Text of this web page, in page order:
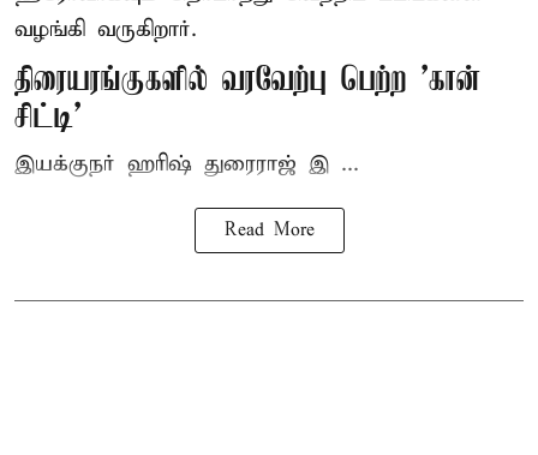
வழங்கி வருகிறார்.
திரையரங்குகளில் வரவேற்பு பெற்ற 'கான்
சிட்டி'
இயக்குநர் ஹரிஷ் துரைராஜ் இ ...
Read More